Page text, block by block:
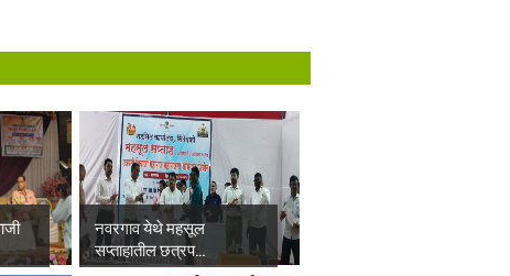
नवरगाव येथे महसूल
सप्ताहातील छत्रप...